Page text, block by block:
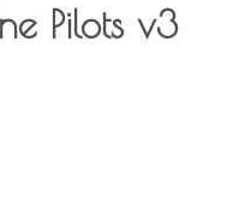
Pilots v3